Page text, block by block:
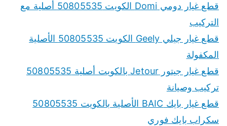
قطع غيار دومي Domi الكويت 50805535 أصلية مع
التركيب
قطع غيار جيلي Geely الكويت 50805535 الأصلية
المكفولة
قطع غيار جيتور Jetour بالكويت أصلية 50805535
تركيب وصيانة
قطع غيار بايك BAIC الأصلية بالكويت 50805535
سكراب بايك فوري